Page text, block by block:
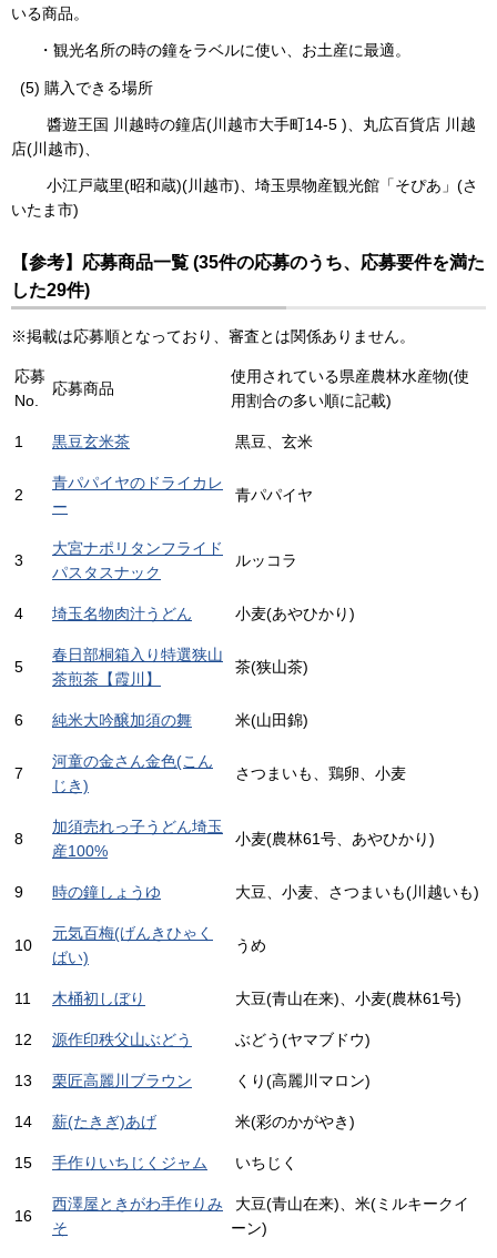
いる商品。
・観光名所の時の鐘をラベルに使い、お土産に最適。
(5) 購入できる場所
醬遊王国 川越時の鐘店(川越市大手町14-5 )、丸広百貨店 川越
店(川越市)、
小江戸蔵里(昭和蔵)(川越市)、埼玉県物産観光館「そぴあ」(さ
いたま市)
【参考】応募商品一覧 (35件の応募のうち、応募要件を満た
した29件)
※掲載は応募順となっており、審査とは関係ありません。
応募
No.
応募商品
使用されている県産農林水産物(使
用割合の多い順に記載)
1 黒豆玄米茶 黒豆、玄米
2
青パパイヤのドライカレ
ー
青パパイヤ
3
大宮ナポリタンフライド
パスタスナック
ルッコラ
4 埼玉名物肉汁うどん 小麦(あやひかり)
5
春日部桐箱入り特選狭山
茶煎茶【霞川】
茶(狭山茶)
6 純米大吟醸加須の舞 米(山田錦)
7
河童の金さん金色(こん
じき)
さつまいも、鶏卵、小麦
8
加須売れっ子うどん埼玉
産100%
小麦(農林61号、あやひかり)
9 時の鐘しょうゆ 大豆、小麦、さつまいも(川越いも)
10
元気百梅(げんきひゃく
ばい)
うめ
11 木桶初しぼり 大豆(青山在来)、小麦(農林61号)
12 源作印秩父山ぶどう ぶどう(ヤマブドウ)
13 栗匠高麗川ブラウン くり(高麗川マロン)
14 薪(たきぎ)あげ 米(彩のかがやき)
15 手作りいちじくジャム いちじく
16
西澤屋ときがわ手作りみ
そ
大豆(青山在来)、米(ミルキークイ
ーン)